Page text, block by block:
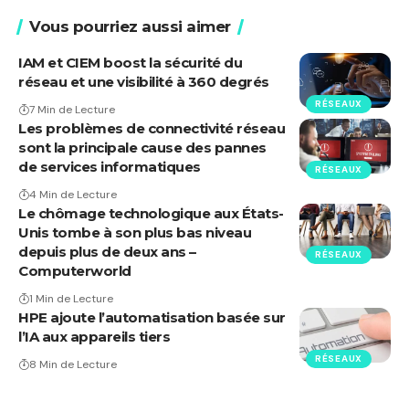
Vous pourriez aussi aimer
RÉSEAUX
IAM et CIEM boost la sécurité du
réseau et une visibilité à 360 degrés
7 Min de Lecture
RÉSEAUX
Les problèmes de connectivité réseau
sont la principale cause des pannes
de services informatiques
4 Min de Lecture
RÉSEAUX
Le chômage technologique aux États-
Unis tombe à son plus bas niveau
depuis plus de deux ans –
Computerworld
1 Min de Lecture
RÉSEAUX
HPE ajoute l’automatisation basée sur
l’IA aux appareils tiers
8 Min de Lecture